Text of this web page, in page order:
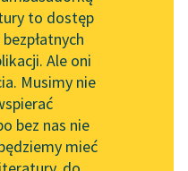
Mapa Wolnych Lektur
Leśmianator
Przewodnik dla piszących i
czytających
to dostęp
Ale oni
Musimy nie
bez nas nie
mieć
Makuszyński
i wieprze
jednak pewni
gdyż